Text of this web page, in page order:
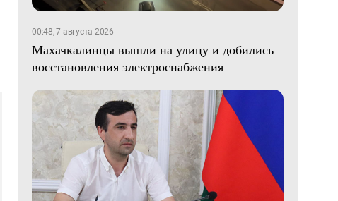
00:48, 7 августа 2026
Махачкалинцы вышли на улицу и добились
восстановления электроснабжения